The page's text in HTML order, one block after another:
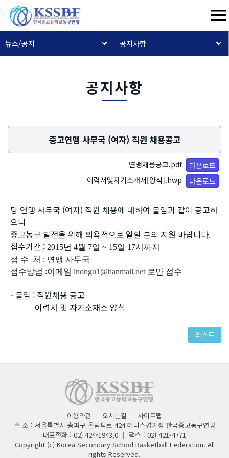
뉴스/공지 공지사항
공지사항
중고연맹 사무국 (여자) 직원 채용공고
연맹채용공고.pdf
다운로드
이력서및자기소개서[양식].hwp
다운로드
당 연맹 사무국 (여자) 직원 채용에 대하여 붙임과 같이 공고하
오니
중고농구 발전을 위해 의욕적으로 일할 분의 지원 바랍니다.
접수기간 : 2015년 4월 7일 ~ 15일 17시까지
접 수 처 : 연맹 사무국
접수방법 :이메일 inongu1@hanmail.net 로만 접수
- 붙임 : 직원채용 공고
이력서 및 자기소재소 양식
리스트
이용약관 ｜ 오시는길 ｜ 사이트맵
주 소 : 서울특별시 송파구 올림픽로 424 테니스경기장 한국중고농구연맹
대표전화 : 02) 424-1943,0 ｜ 팩스 : 02) 421-4771
Copyright (c) Korea Secondary School Basketball Federation. All
rights Reserved.